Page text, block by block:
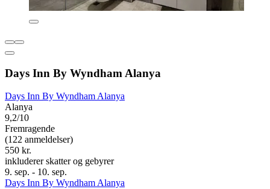
Days Inn By Wyndham Alanya
Days Inn By Wyndham Alanya
Alanya
9,2/10
Fremragende
(122 anmeldelser)
550 kr.
inkluderer skatter og gebyrer
9. sep. - 10. sep.
Days Inn By Wyndham Alanya